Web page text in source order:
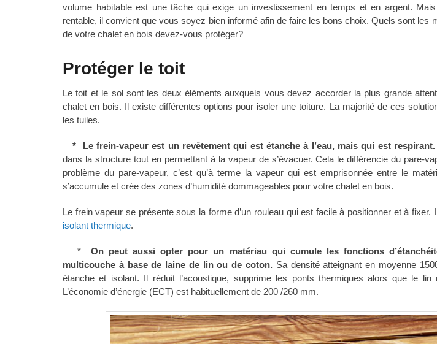
volume habitable est une tâche qui exige un investissement en temps et en argent.
rentable, il convient que vous soyez bien informé afin de faire les bons choix. Quels sont les
de votre chalet en bois devez-vous protéger?
Protéger le toit
Le toit et le sol sont les deux éléments auxquels vous devez accorder la plus grande
chalet en bois. Il existe différentes options pour isoler une toiture. La majorité de ces
les tuiles.
* Le frein-vapeur est un revêtement qui est étanche à l’eau, mais qui est respirant.
dans la structure tout en permettant à la vapeur de s’évacuer. Cela le différencie du pare-
problème du pare-vapeur, c’est qu’à terme la vapeur qui est emprisonnée entre le
s’accumule et crée des zones d’humidité dommageables pour votre chalet en bois.
Le frein vapeur se présente sous la forme d’un rouleau qui est facile à positionner et à fixer.
isolant thermique.
*On peut aussi opter pour un matériau qui cumule les fonctions
multicouche à base de laine de lin ou de coton.Sa densité atteignant en moyenne
étanche et isolant. Il réduit l’acoustique, supprime les ponts thermiques alors que le lin
L’économie d’énergie (ECT) est habituellement de 200 /260 mm.